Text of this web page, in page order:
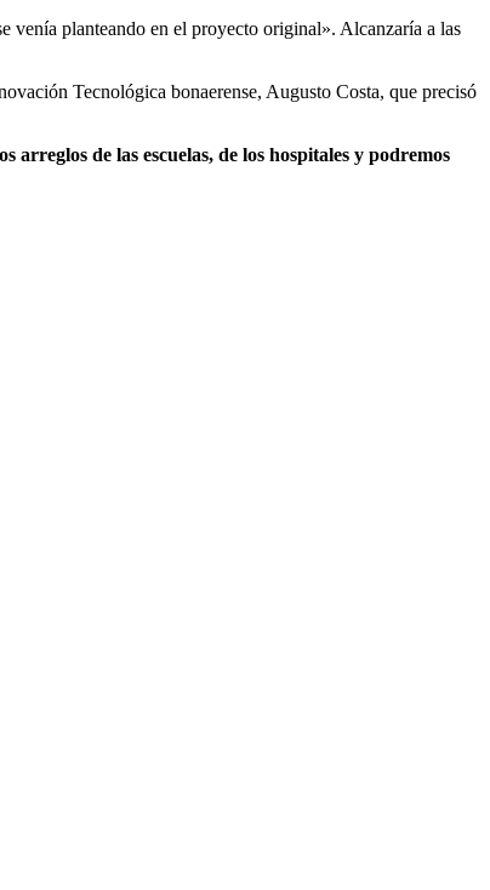
venía planteando en el proyecto original». Alcanzaría a las
Tecnológica bonaerense, Augusto Costa, que precisó
de las escuelas, de los hospitales y podremos